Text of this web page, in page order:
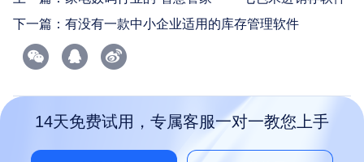
下一篇： 有没有一款中小企业适用的库存管理软件
14天免费试用，专属客服一对一教您上手